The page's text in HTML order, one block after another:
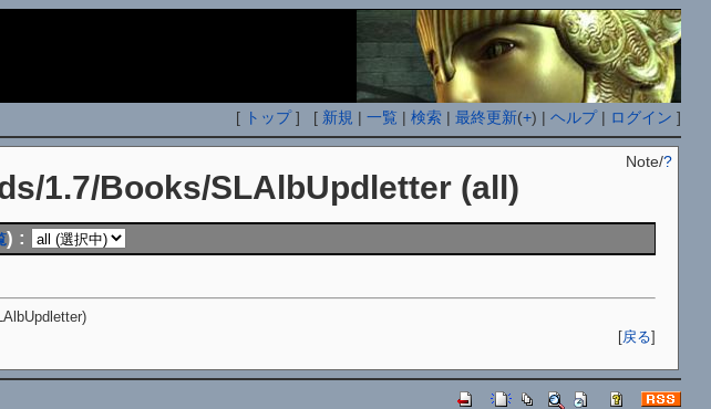
[ トップ] [ 新規 |一覧 |検索 |最終更新(+) |ヘルプ| ログイン ]
1.7/Books/SLAlbUpdletter (all)
Note/?
) :
[戻る]